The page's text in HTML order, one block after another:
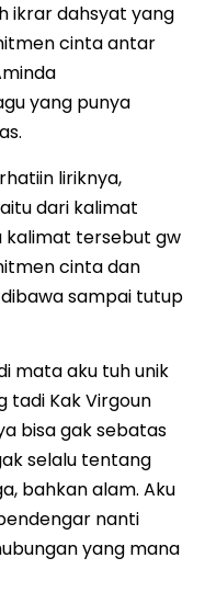
ikrar dahsyat yang
cinta antar
yang punya
liriknya,
dari kalimat
kalimat tersebut gw
cinta dan
sampai tutup
mata aku tuh unik
tadi Kak Virgoun
bisa gak sebatas
selalu tentang
bahkan alam. Aku
nanti
yang mana